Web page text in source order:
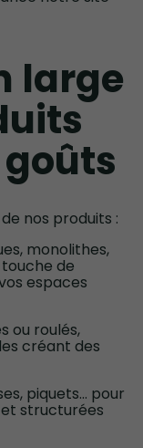
large
nos produits :
monolithes,
de
espaces
ou roulés,
créant des
piquets… pour
structurées